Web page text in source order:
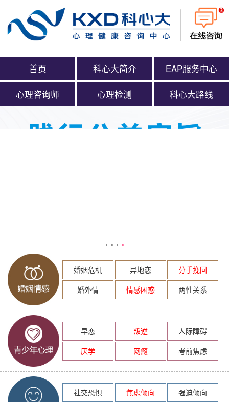
首页 科心大简介 EAP服务中心
心理咨询师 心理检测 科心大路线
婚姻危机 异地恋
分手挽回
婚外情
情感困惑 两性关系
早恋 叛逆
人际障碍
厌学
网瘾 考前焦虑
社交恐惧 焦虑倾向
强迫倾向